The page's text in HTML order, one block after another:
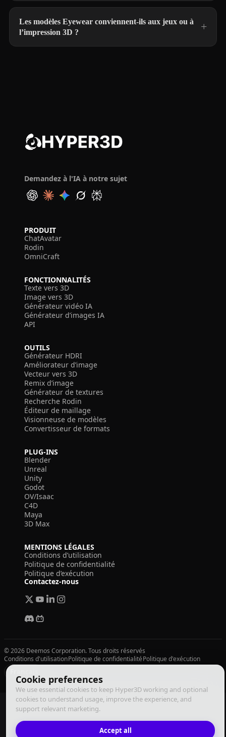
Cookie preferences
We use essential cookies to keep Hyper3D working and optional
cookies to understand usage, improve the experience, and
support relevant marketing.
Accept all
Les modèles Eyewear conviennent-ils aux jeux ou à
l’impression 3D ?
Demandez à l'IA à notre sujet
PRODUIT
ChatAvatar
Rodin
OmniCraft
FONCTIONNALITÉS
Texte vers 3D
Image vers 3D
Générateur vidéo IA
Générateur d’images IA
API
OUTILS
Générateur HDRI
Améliorateur d’image
Vecteur vers 3D
Remix d’image
Générateur de textures
Recherche Rodin
Éditeur de maillage
Visionneuse de modèles
Convertisseur de formats
PLUG-INS
Blender
Unreal
Unity
Godot
OV/Isaac
C4D
Maya
3D Max
MENTIONS LÉGALES
Conditions d’utilisation
Politique de confidentialité
Politique d’exécution
Contactez-nous
© 2026 Deemos Corporation. Tous droits réservés
Conditions d'utilisationPolitique de confidentialitéPolitique d'exécution